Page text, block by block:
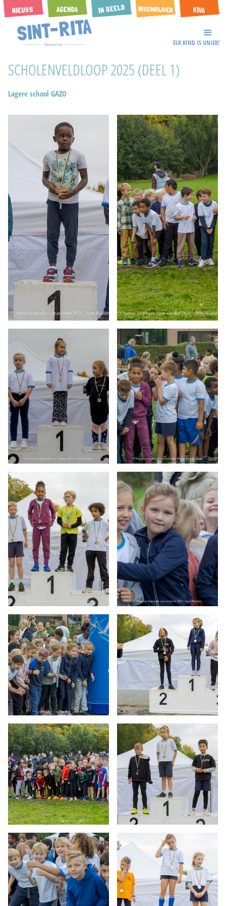
ELK KIND IS UNIEK!
SCHOLENVELDLOOP 2025 (DEEL 1)
Lagere school GAZO